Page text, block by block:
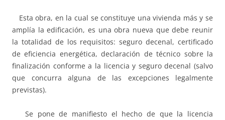
Esta obra, en la cual se constituye una vivienda más y se
amplía la edificación, es una obra nueva que debe reunir
la totalidad de los requisitos: seguro decenal, certificado
de eficiencia energética, declaración de técnico sobre la
finalización conforme a la licencia y seguro decenal (salvo
que concurra alguna de las excepciones legalmente
previstas).
Se pone de manifiesto el hecho de que la licencia